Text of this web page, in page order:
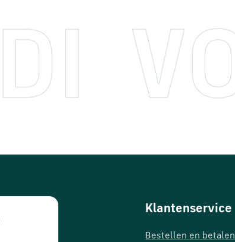
Klantenservice
Bestellen en betalen